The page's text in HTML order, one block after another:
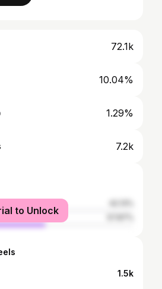
72.1k
10.04%
1.29%
7.2k
to Unlock
1.5k